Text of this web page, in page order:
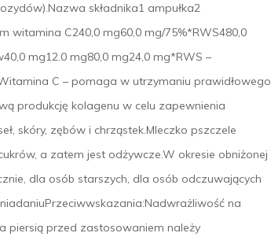
składnika1 ampułka2
witamina C240,0 mg60,0 mg/75%*RWS480,0
mg12.0 mg80,0 mg24,0 mg*RWS –
C – pomaga w utrzymaniu prawidłowego
produkcję kolagenu w celu zapewnienia
skóry, zębów i chrząstek.Mleczko pszczele
a zatem jest odżywcze.W okresie obniżonej
dla osób starszych, dla osób odczuwających
na
piersią przed zastosowaniem należy